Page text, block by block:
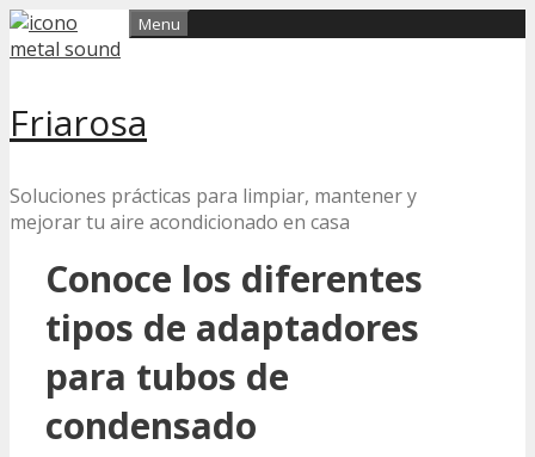
Skip
to
Friarosa
Soluciones prácticas para limpiar, mantener y
mejorar tu aire acondicionado en casa
Menu
Conoce los diferentes
tipos de adaptadores
para tubos de
condensado